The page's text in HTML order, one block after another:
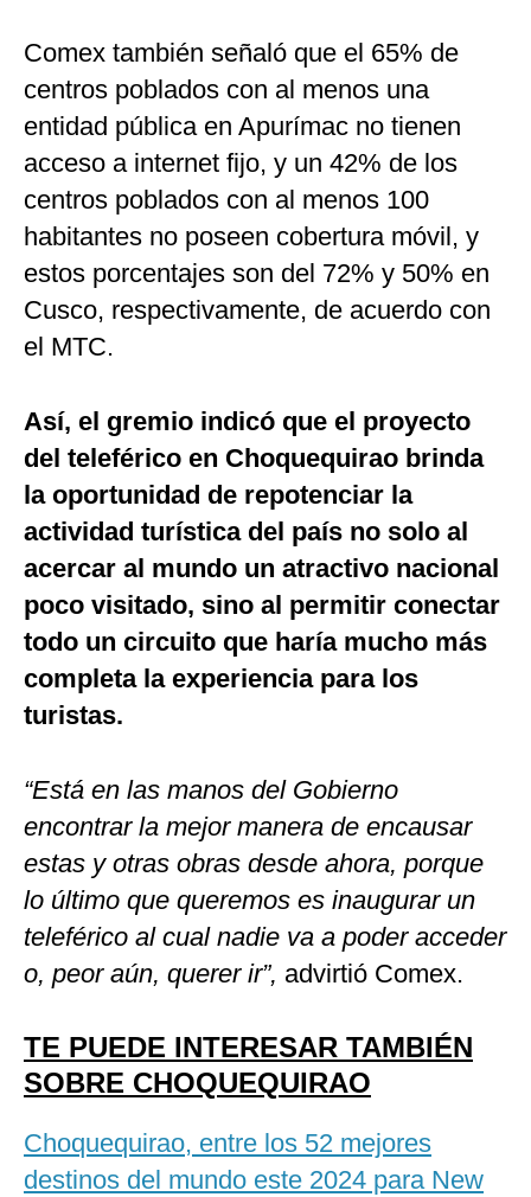
Comex también señaló que el 65% de
centros poblados con al menos una
entidad pública en Apurímac no tienen
acceso a internet fijo, y un 42% de los
centros poblados con al menos 100
habitantes no poseen cobertura móvil, y
estos porcentajes son del 72% y 50% en
Cusco, respectivamente, de acuerdo con
el MTC.
Así, el gremio indicó que el proyecto
del teleférico en Choquequirao brinda
la oportunidad de repotenciar la
actividad turística del país no solo al
acercar al mundo un atractivo nacional
poco visitado, sino al permitir conectar
todo un circuito que haría mucho más
completa la experiencia para los
turistas.
“Está en las manos del Gobierno
encontrar la mejor manera de encausar
estas y otras obras desde ahora, porque
lo último que queremos es inaugurar un
teleférico al cual nadie va a poder acceder
o, peor aún, querer ir”, advirtió Comex.
TE PUEDE INTERESAR TAMBIÉN
SOBRE CHOQUEQUIRAO
Choquequirao, entre los 52 mejores
destinos del mundo este 2024 para New